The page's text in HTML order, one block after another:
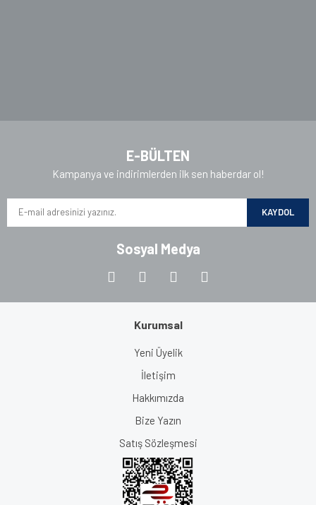
E-BÜLTEN
Kampanya ve indirimlerden ilk sen haberdar ol!
KAYDOL
Sosyal Medya
Kurumsal
Yeni Üyelik
İletişim
Hakkımızda
Bize Yazın
Satış Sözleşmesi